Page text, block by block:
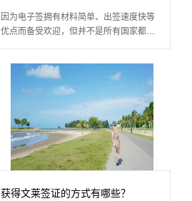
因为电子签拥有材料简单、出签速度快等
优点而备受欢迎，但并不是所有国家都开
以随意办理，那么文莱
获得文莱签证的方式有哪些？